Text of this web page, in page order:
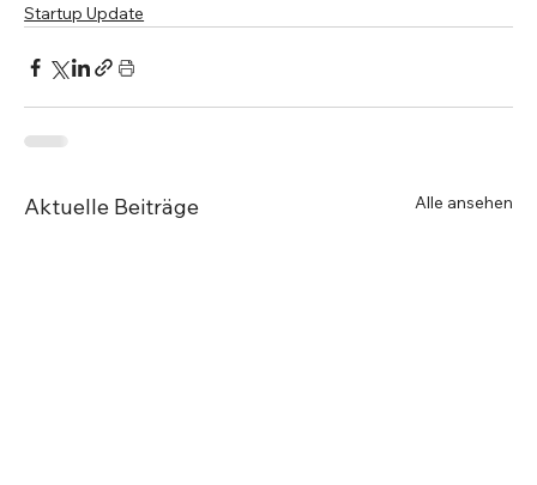
Startup Update
Aktuelle Beiträge Alle ansehen